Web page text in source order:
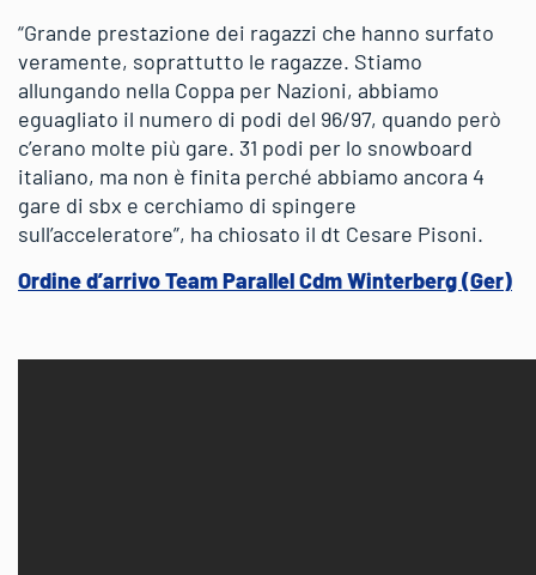
“Grande prestazione dei ragazzi che hanno surfato
veramente, soprattutto le ragazze. Stiamo
allungando nella Coppa per Nazioni, abbiamo
eguagliato il numero di podi del 96/97, quando però
c’erano molte più gare. 31 podi per lo snowboard
italiano, ma non è finita perché abbiamo ancora 4
gare di sbx e cerchiamo di spingere
sull’acceleratore”, ha chiosato il dt Cesare Pisoni.
Ordine d’arrivo Team Parallel Cdm Winterberg (Ger)